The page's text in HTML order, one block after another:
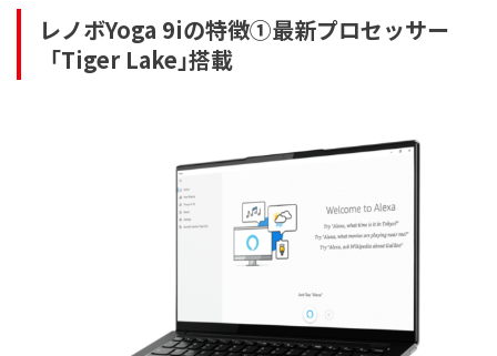
レノボYoga 9iの特徴①最新プロセッサー
「Tiger Lake｣搭載